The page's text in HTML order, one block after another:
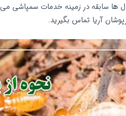
ها سابقه در زمینه خدمات سمپاشی
آریا تماس بگیرید.